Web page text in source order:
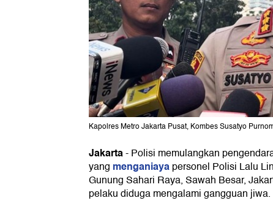
Kapolres Metro Jakarta Pusat, Kombes Susatyo
Jakarta-Polisi memulangkan
yang menganiayapersonel Polisi Lalu
Gunung Sahari Raya, Sawah Besar,
pelaku diduga mengalami gangguan jiwa.